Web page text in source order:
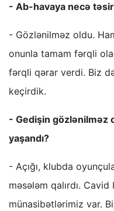
- Ab-havaya necə
- Gözlənilməz oldu.
onunla tamam fərqli
fərqli qərar verdi. Biz
keçirdik.
- Gedişin gözlənilməz
yaşandı?
- Açığı, klubda
məsələm qalırdı.
münasibətlərimiz var.